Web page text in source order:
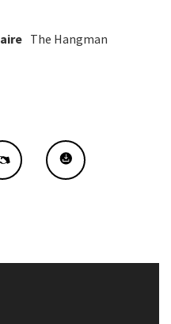
The Hangman